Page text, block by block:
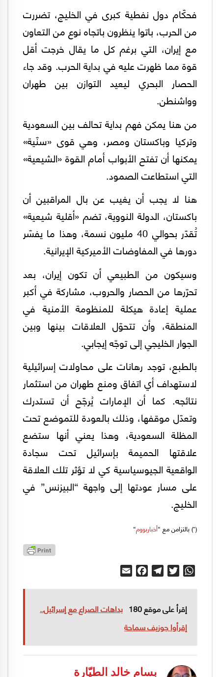
فحكّام دول نفطية كبرى في الخليج، تضررت
من الحرب، باتوا ينظرون باتجاه نوع من التعاون
مع إيران، التي برغم كل ما يقال خرجت أقل
قوة مما ظهرت عليه في بداية الحرب. وقد جاء
الحصار البحري ليعيد التوازن بين طهران
وواشنطن.
من هنا يمكن فهم بداية تحالف بين السعودية
وتركيا وباكستان ومصر، وهي قوى «سنّية»
يمكنها أن تفتح الأبواب أمام القوة «الشيعية»
التي استطاعت الصمود.
هنا لا يجب أن يغيب عن بال المراقبين أن
باكستان، الدولة النووية، تضم «أقلية شيعية»
تُقدّر بحوالي 40 مليون نسمة، وهذا ما يفسّر
دورها في المفاوضات الأميركية الإيرانية.
وسيكون من الطبيعي أن تكون إيران، بعد
تحرّرها من الحصار والحروب، مشاركة في أكبر
عملية إعادة هيكلة للمنظومة الأمنية في
المنطقة، وأن تتحوّل العلاقات بينها وبين
الجوار الخليجي إلى توجّه إيجابي.
بالطبع، توجد رهانات على محاولات إسرائيلية
لاستهداف أي اتفاق ومنع طهران من استثمار
نتائجه. كما أن الإمارات يُرجّح أن تستدرك
وتعدّل موقفها، وذلك بالعودة للتموضع تحت
المظلة السعودية، وهذا يعني أنها ستضع
علاقتها الحميمة بإسرائيل تحت سجادة
الواقعية الجيوسياسية كي لا تؤثر تلك العلاقة
على مسار عودتها إلى واجهة “البيزنس” في
الخليج.
(*) بالتزامن مع “أخباربووم“
WhatsApp
Twitter
Telegram
Facebook
إقرأ على موقع 180
بداهات الصراع مع إسرائيل..
إقرأوا جوزيف سماحة
بسام خالد الطيّارة